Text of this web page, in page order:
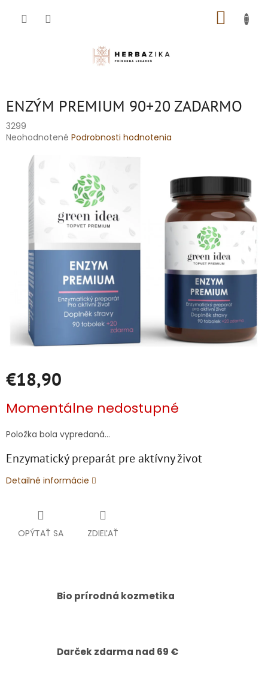
ENZÝM PREMIUM 90+20 ZADARMO
3299
Priemerné
produktu
hviezdičiek.
Neohodnotené Podrobnosti hodnotenia
€18,90
cena:
Momentálne nedostupné
Položka bola vypredaná…
Enzymatický preparát pre aktívny život
Detailné informácie
OPÝTAŤ SA ZDIEĽAŤ
Bio prírodná kozmetika
Darček zdarma nad 69 €